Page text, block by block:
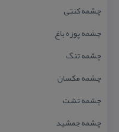
چشمه كنتی
چشمه پوزه باغ ‌
چشمه تنگ
چشمه مكسان
چشمه تشت
چشمه جمشید